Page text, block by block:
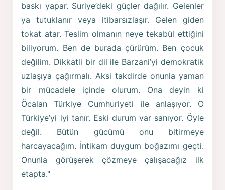
baskı yapar. Suriye’deki güçler dağılır. Gelenler
ya tutuklanır veya itibarsızlaşır. Gelen giden
tokat atar. Teslim olmanın neye tekabül ettiğini
biliyorum. Ben de burada çürürüm. Ben çocuk
değilim. Dikkatli bir dil ile Barzani’yi demokratik
uzlaşıya çağırmalı. Aksi takdirde onunla yaman
bir mücadele içinde olurum. Ona deyin ki
Öcalan Türkiye Cumhuriyeti ile anlaşıyor. O
Türkiye’yi iyi tanır. Eski durum var sanıyor. Öyle
değil. Bütün gücümü onu bitirmeye
harcayacağım. İntikam duygum boğazımı geçti.
Onunla görüşerek çözmeye çalışacağız ilk
etapta."